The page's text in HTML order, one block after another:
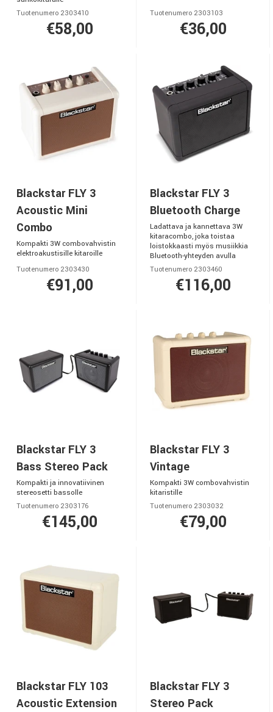
Tuotenumero 2303410
€58,00
Tuotenumero 2303103
€36,00
Blackstar FLY 3
Acoustic Mini
Combo
Kompakti 3W combovahvistin
elektroakustisille kitaroille
Tuotenumero 2303430
€91,00
Blackstar FLY 3
Bluetooth Charge
Ladattava ja kannettava 3W
kitaracombo, joka toistaa
loistokkaasti myös musiikkia
Bluetooth-yhteyden avulla
Tuotenumero 2303460
€116,00
Blackstar FLY 3
Bass Stereo Pack
Kompakti ja innovatiivinen
stereosetti bassolle
Tuotenumero 2303176
€145,00
Blackstar FLY 3
Vintage
Kompakti 3W combovahvistin
kitaristille
Tuotenumero 2303032
€79,00
Blackstar FLY 103
Acoustic Extension
Blackstar FLY 3
Stereo Pack